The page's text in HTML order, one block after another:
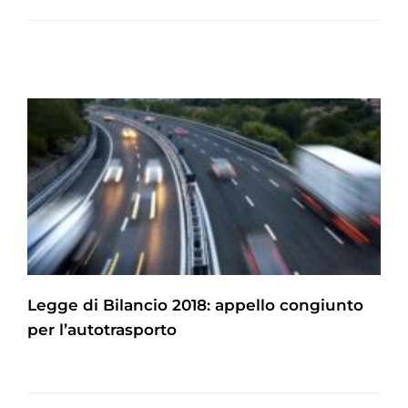
Legge di Bilancio 2018: appello congiunto
per l’autotrasporto